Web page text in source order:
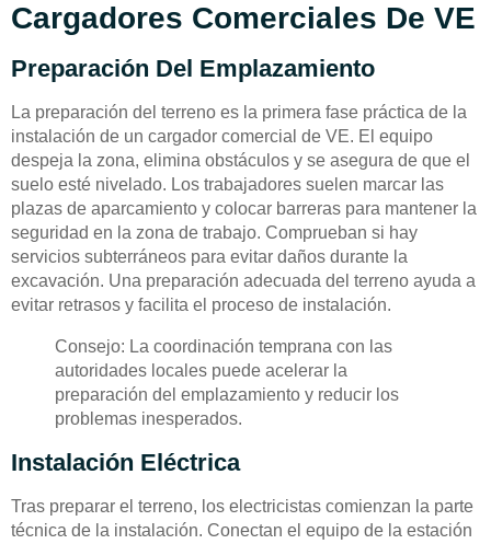
Cargadores Comerciales De VE
Preparación Del Emplazamiento
La preparación del terreno es la primera fase práctica de la
instalación de un cargador comercial de VE. El equipo
despeja la zona, elimina obstáculos y se asegura de que el
suelo esté nivelado. Los trabajadores suelen marcar las
plazas de aparcamiento y colocar barreras para mantener la
seguridad en la zona de trabajo. Comprueban si hay
servicios subterráneos para evitar daños durante la
excavación. Una preparación adecuada del terreno ayuda a
evitar retrasos y facilita el proceso de instalación.
Consejo: La coordinación temprana con las
autoridades locales puede acelerar la
preparación del emplazamiento y reducir los
problemas inesperados.
Instalación Eléctrica
Tras preparar el terreno, los electricistas comienzan la parte
técnica de la instalación. Conectan el equipo de la estación